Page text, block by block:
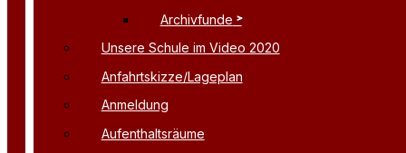
Archivfunde
Unsere Schule im Video 2020
Anfahrtskizze/Lageplan
Anmeldung
Aufenthaltsräume